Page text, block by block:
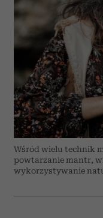
Wśród wielu technik
powtarzanie mantr,
wykorzystywanie